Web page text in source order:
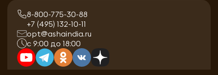
8-800-775-30-88
+7 (495) 132-10-11
opt@ashaindia.ru
с 9:00 до 18:00